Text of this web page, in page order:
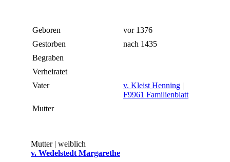
Geboren
vor 1376
Gestorben
nach 1435
Begraben
Verheiratet
Vater
v. Kleist Henning |
F9961 Familienblatt
Mutter
Mutter | weiblich
v. Wedelstedt Margarethe